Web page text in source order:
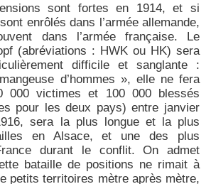
sont fortes en 1914, et si
enrôlés dans l’armée allemande,
dans l’armée française. Le
(abréviations : HWK ou HK) sera
difficile et sanglante :
d’hommes », elle ne fera
000 victimes et 100 000 blessés
pour les deux pays) entre janvier
sera la plus longue et la plus
en Alsace, et une des plus
durant le conflit. On admet
bataille de positions ne rimait à
petits territoires mètre après mètre,